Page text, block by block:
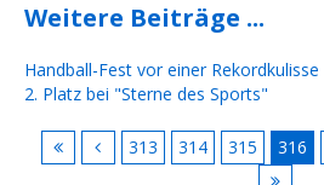
Weitere Beiträge ...
Handball-Fest vor einer Rekordkulisse
2. Platz bei "Sterne des Sports"
313 314 315 316